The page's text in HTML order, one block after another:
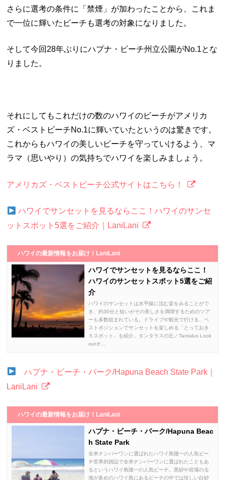
さらに選考の条件に「禁煙」が加わったことから、これま
で一位に輝いたビーチも選考の対象になりました。
そして今回28年ぶりにハプナ・ビーチ州立公園がNo.1とな
りました。
それにしてもこれだけの数のハワイのビーチがアメリカ
ズ・ベストビーチNo.1に輝いていたというのは驚きです。
これからもハワイの美しいビーチを守っていけるよう、マ
ラマ（思いやり）の気持ちでハワイを楽しみましょう。
アメリカズ・ベストビーチ公式サイトはこちら！
ハワイでサンセットを見るならここ！ハワイのサンセ
ットスポット5選をご紹介｜LaniLani
ハワイの最新情報をお届け！LaniLani
ハワイでサンセットを見るならここ！
ハワイのサンセットスポット5選をご紹
介
ハワイのサンセットは水平線に沈む姿をみることがで
き、約30分と短いがその美しさを満喫するためのツア
ーも多数組まれている。ドライブや観光で行ける、ベ
ストポジションでサンセットを楽しめる「とっておき
５スポット」を紹介。タンタラスの丘／Tantalus Look
outオ...
ハプナ・ビーチ・パーク/Hapuna Beach State Park｜
LaniLani
ハワイの最新情報をお届け！LaniLani
ハプナ・ビーチ・パーク/Hapuna Beac
h State Park
全米ナンバーワンに選ばれたハワイ島随一の人気ビー
チ世界的雑誌で全米ナンバーワンに選ばれたこともあ
るというハワイ島随一の人気ビーチ。黒砂や岩場のる
海が多めのハワイ島にあるビーチの中では珍しい白砂